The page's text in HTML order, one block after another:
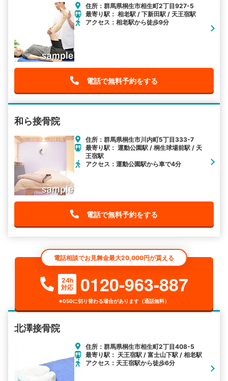
住所：群馬県桐生市相生町2丁目927-5
最寄り駅： 相老駅 / 下新田駅 / 天王宿駅
アクセス：相老駅から徒歩9分
電話で無料予約をする
和ら接骨院
住所：群馬県桐生市川内町5丁目333-7
最寄り駅： 運動公園駅 / 桐生球場前駅 / 天
王宿駅
アクセス：運動公園駅から車で4分
電話で無料予約をする
電話相談でお見舞金最大20,000円が貰える
24h
対応
0120-963-887
※050に切り替わる場合があります（通話無料）
北澤接骨院
住所：群馬県桐生市相生町2丁目408-5
最寄り駅： 天王宿駅 / 富士山下駅 / 相老駅
アクセス：天王宿駅から徒歩6分